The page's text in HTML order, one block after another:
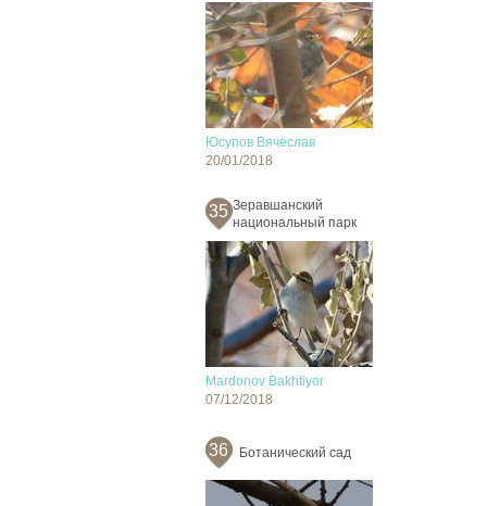
Юсупов Вячеслав
20/01/2018
35 Зеравшанский
национальный парк
Mardonov Bakhtiyor
07/12/2018
36 Ботанический сад